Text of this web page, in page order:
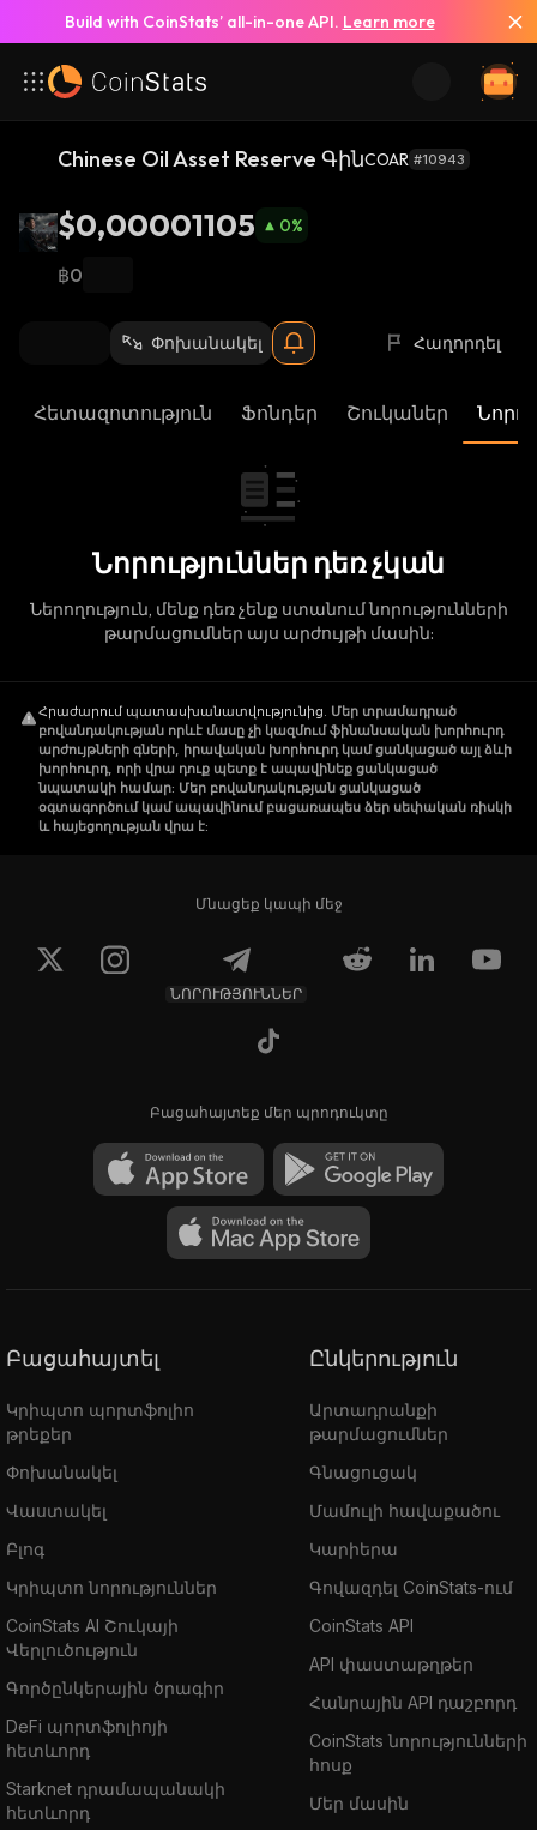
Build with CoinStats’ all-in-one API. Learn more
Chinese Oil Asset Reserve ԳինCOAR #10943
$0,00001105 0%
฿0
Փոխանակել Հաղորդել
Հետազոտություն Ֆոնդեր Շուկաներ
Նորություններ դեռ չկան
Ներողություն, մենք դեռ չենք ստանում նորությունների
թարմացումներ այս արժույթի մասին:
Հրաժարում պատասխանատվությունից. Մեր տրամադրած
բովանդակության որևէ մասը չի կազմում ֆինանսական խորհուրդ
արժույթների գների, իրավական խորհուրդ կամ ցանկացած այլ ձևի
խորհուրդ, որի վրա դուք պետք է ապավինեք ցանկացած
նպատակի համար: Մեր բովանդակության ցանկացած
օգտագործում կամ ապավինում բացառապես ձեր սեփական ռիսկի
և հայեցողության վրա է:
Մնացեք կապի մեջ
ՆՈՐՈՒԹՅՈՒՆՆԵՐ
Բացահայտեք մեր պրոդուկտը
Բացահայտել
Կրիպտո պորտֆոլիո
թրեքեր
Փոխանակել
Վաստակել
Բլոգ
Կրիպտո նորություններ
CoinStats AI Շուկայի
Վերլուծություն
Գործընկերային ծրագիր
DeFi պորտֆոլիոյի
հետևորդ
Starknet դրամապանակի
հետևորդ
Ընկերություն
Արտադրանքի
թարմացումներ
Գնացուցակ
Մամուլի հավաքածու
Կարիերա
Գովազդել CoinStats-ում
CoinStats API
API փաստաթղթեր
Հանրային API դաշբորդ
CoinStats նորությունների
հոսք
Մեր մասին